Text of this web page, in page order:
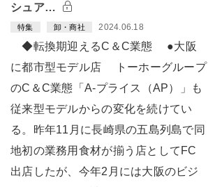
シュア…
特集 卸・商社 2024.06.18
◆転換期迎えるC＆C業態 ●大阪
に都市型モデル店 トーホーグループ
のC＆C業態「A-プライス（AP）」も
従来型モデルからの変化を続けてい
る。昨年11月に長崎県の五島列島で同
地初の業務用食材が揃う店としてFC
出店したが、今年2月には大阪のビジ